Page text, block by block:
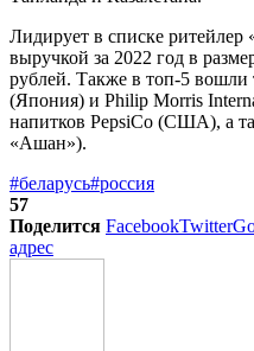
Лидирует в списке
выручкой за 2022 год в
рублей. Также в топ-5 вошли
(Япония) и Philip Morris
напитков PepsiCo (США), а
«Ашан»).
#беларусь#россия
57
Поделится FacebookTwitter
адрес